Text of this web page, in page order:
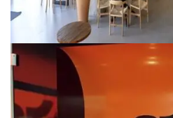
HOSTELERÍA
ANÓNIMO RESTAURANTE